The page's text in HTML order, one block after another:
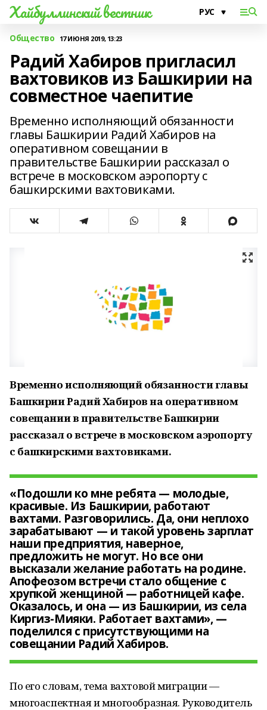
Хайбуллинский вестник
Общество 17 ИЮНЯ 2019, 13:23
Радий Хабиров пригласил
вахтовиков из Башкирии на
совместное чаепитие
Временно исполняющий обязанности
главы Башкирии Радий Хабиров на
оперативном совещании в
правительстве Башкирии рассказал о
встрече в московском аэропорту с
башкирскими вахтовиками.
Временно исполняющий обязанности главы
Башкирии Радий Хабиров на оперативном
совещании в правительстве Башкирии
рассказал о встрече в московском аэропорту
с башкирскими вахтовиками.
«Подошли ко мне ребята — молодые,
красивые. Из Башкирии, работают
вахтами. Разговорились. Да, они неплохо
зарабатывают — и такой уровень зарплат
наши предприятия, наверное,
предложить не могут. Но все они
высказали желание работать на родине.
Апофеозом встречи стало общение с
хрупкой женщиной — работницей кафе.
Оказалось, и она — из Башкирии, из села
Киргиз-Мияки. Работает вахтами», —
поделился с присутствующими на
совещании Радий Хабиров.
По его словам, тема вахтовой миграции —
многоаспектная и многообразная. Руководитель